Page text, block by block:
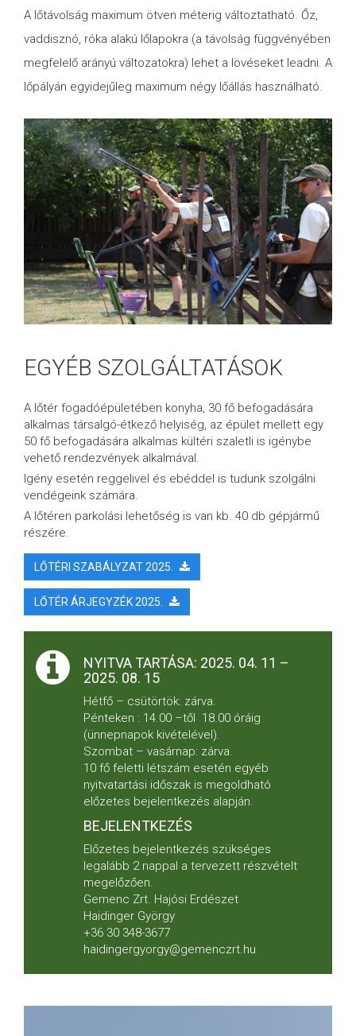
A lőtávolság maximum ötven méterig változtatható. Őz,
vaddisznó, róka alakú lőlapokra (a távolság függvényében
megfelelő arányú változatokra) lehet a lövéseket leadni. A
lőpályán egyidejűleg maximum négy lőállás használható.
EGYÉB SZOLGÁLTATÁSOK
A lőtér fogadóépületében konyha, 30 fő befogadására
alkalmas társalgó-étkező helyiség, az épület mellett egy
50 fő befogadására alkalmas kültéri szaletli is igénybe
vehető rendezvények alkalmával.
Igény esetén reggelivel és ebéddel is tudunk szolgálni
vendégeink számára.
A lőtéren parkolási lehetőség is van kb. 40 db gépjármű
részére.
LŐTÉRI SZABÁLYZAT 2025.
LŐTÉR ÁRJEGYZÉK 2025.
NYITVA TARTÁSA: 2025. 04. 11 –
2025. 08. 15
Hétfő – csütörtök: zárva.
Pénteken : 14.00 –től 18.00 óráig
(ünnepnapok kivételével).
Szombat – vasárnap: zárva.
10 fő feletti létszám esetén egyéb
nyitvatartási időszak is megoldható
előzetes bejelentkezés alapján.
BEJELENTKEZÉS
Előzetes bejelentkezés szükséges
legalább 2 nappal a tervezett részvételt
megelőzően.
Gemenc Zrt. Hajósi Erdészet
Haidinger György
+36 30 348-3677
haidingergyorgy@gemenczrt.hu